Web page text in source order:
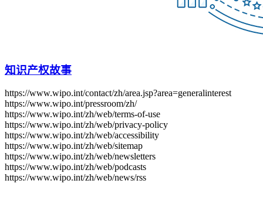
知识产权故事
https://www.wipo.int/contact/zh/area.jsp?area=generalinterest
https://www.wipo.int/pressroom/zh/
https://www.wipo.int/zh/web/terms-of-use
https://www.wipo.int/zh/web/privacy-policy
https://www.wipo.int/zh/web/accessibility
https://www.wipo.int/zh/web/sitemap
https://www.wipo.int/zh/web/newsletters
https://www.wipo.int/zh/web/podcasts
https://www.wipo.int/zh/web/news/rss